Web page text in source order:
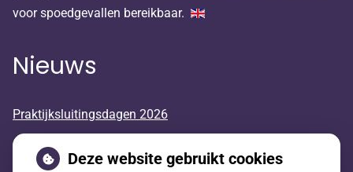
voor spoedgevallen bereikbaar.
Nieuws
Praktijksluitingsdagen 2026
Huisarts in opleidingDeze website gebruikt cookies